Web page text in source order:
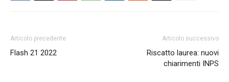
Articolo precedente
Flash 21 2022
Articolo successivo
Riscatto laurea: nuovi
chiarimenti INPS